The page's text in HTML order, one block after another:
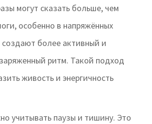
могут сказать больше, чем
особенно в напряжённых
создают более активный и
ритм. Такой подход
живость и энергичность
учитывать паузы и тишину. Это